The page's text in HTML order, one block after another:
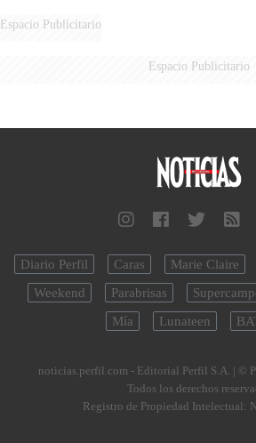
Espacio Publicitario
Espacio Publicitario
Diario Perfil Caras Marie Claire
Weekend
Parabrisas
Mía
Lunateen
noticias.perfil.com - Editorial Perfil S.A. | ©
Todos los derechos
Registro de Propiedad Intelectual: